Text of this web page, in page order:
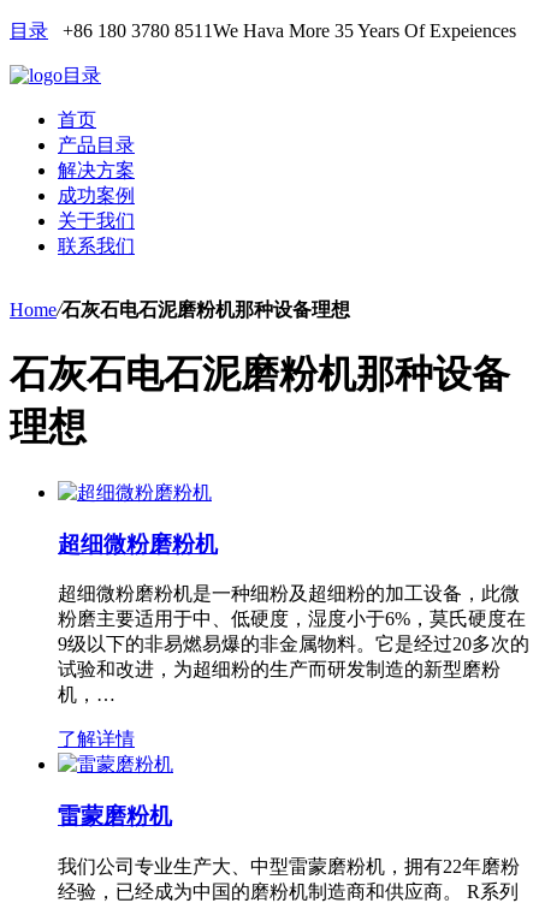
目录 +86 180 3780 8511We Hava More 35 Years Of Expeiences
目录
首页
产品目录
解决方案
成功案例
关于我们
联系我们
Home/石灰石电石泥磨粉机那种设备理想
石灰石电石泥磨粉机那种设备
理想
超细微粉磨粉机
超细微粉磨粉机是一种细粉及超细粉的加工设备，此微
粉磨主要适用于中、低硬度，湿度小于6%，莫氏硬度在
9级以下的非易燃易爆的非金属物料。它是经过20多次的
试验和改进，为超细粉的生产而研发制造的新型磨粉
机，…
了解详情
雷蒙磨粉机
我们公司专业生产大、中型雷蒙磨粉机，拥有22年磨粉
经验，已经成为中国的磨粉机制造商和供应商。 R系列